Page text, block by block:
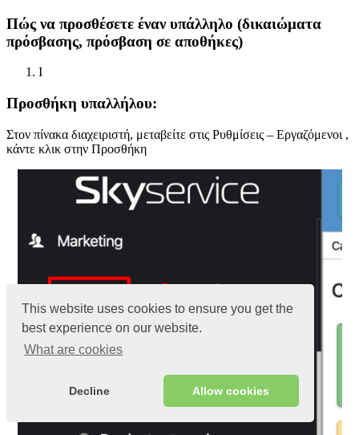
This website uses cookies to ensure you get the
best experience on our website.
What are cookies
Decline Allow cookies
Πώς να προσθέσετε έναν υπάλληλο (δικαιώματα
πρόσβασης, πρόσβαση σε αποθήκες)
I
Προσθήκη υπαλλήλου:
Στον πίνακα διαχειριστή, μεταβείτε στις Ρυθμίσεις – Εργαζόμενοι ,
κάντε κλικ στην Προσθήκη